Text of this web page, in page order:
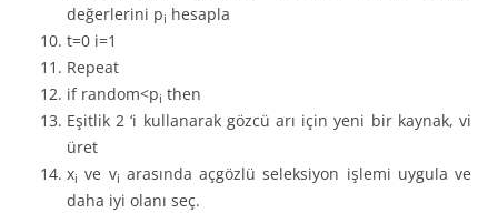
değerlerini pi hesapla
t=0 i=1
Repeat
if random<pi then
Eşitlik 2 ‘i kullanarak gözcü arı için yeni bir kaynak, vi
üret
xi ve vi arasında açgözlü seleksiyon işlemi uygula ve
daha iyi olanı seç.